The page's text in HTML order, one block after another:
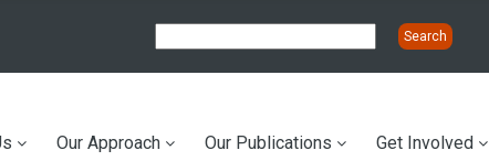
Our Approach Our Publications Get Involved